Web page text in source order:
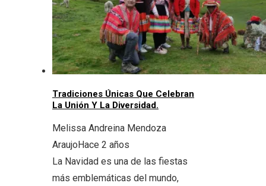
Tradiciones Únicas Que Celebran
La Unión Y La Diversidad.
Melissa Andreina Mendoza
AraujoHace 2 años
La Navidad es una de las fiestas
más emblemáticas del mundo,